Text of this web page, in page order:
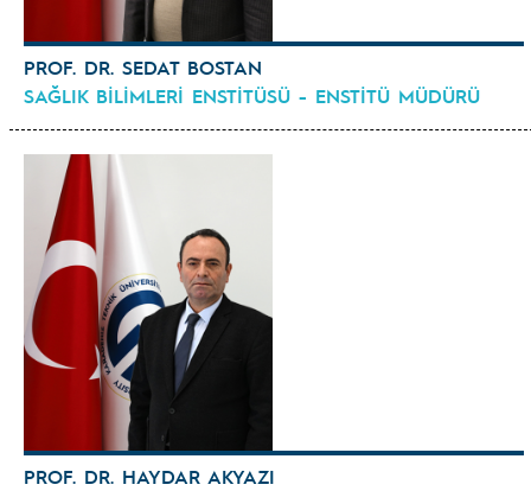
PROF. DR. SEDAT BOSTAN
SAĞLIK BİLİMLERİ ENSTİTÜSÜ - ENSTİTÜ MÜDÜRÜ
PROF. DR. HAYDAR AKYAZI